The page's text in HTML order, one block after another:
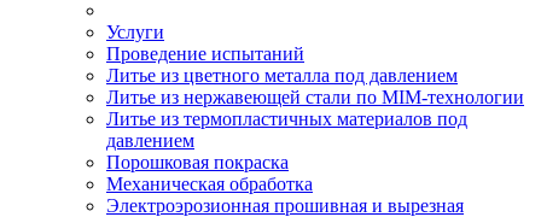
Услуги
Проведение испытаний
Литье из цветного металла под давлением
Литье из нержавеющей стали по MIM-технологии
Литье из термопластичных материалов под
давлением
Порошковая покраска
Механическая обработка
Электроэрозионная прошивная и вырезная